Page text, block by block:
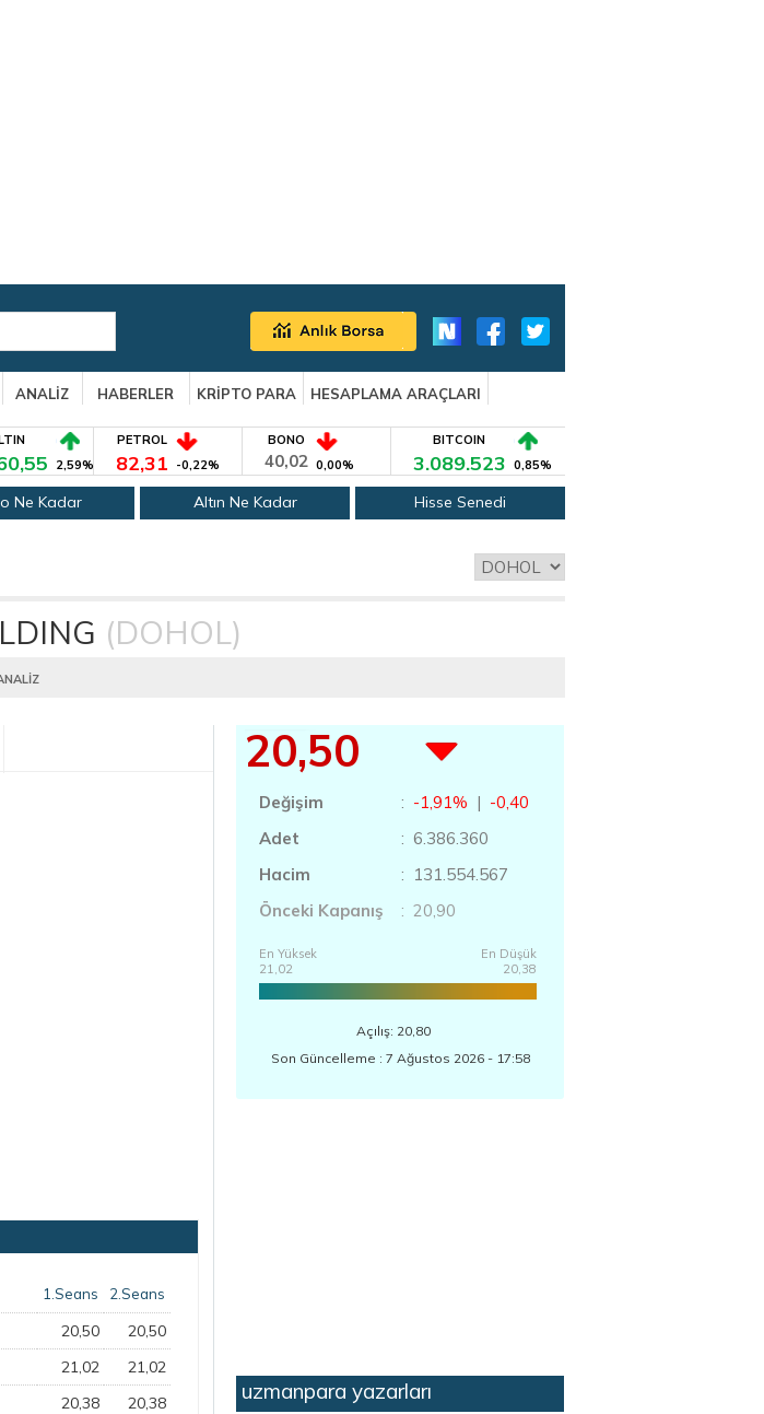
ANALİZ HABERLER KRİPTO PARA
HESAPLAMA ARAÇLARI
2,59%
PETROL
82,31 -0,22%
BONO
40,02 0,00%
BITCOIN
3.089.523 0,85%
Ne Kadar Altın Ne Kadar Hisse Senedi
(DOHOL)
1.Seans 2.Seans
20,50 20,50
21,02 21,02
20,38 20,38
20,50
Değişim : -1,91% | -0,40
Adet
: 6.386.360
Hacim
: 131.554.567
Önceki Kapanış
: 20,90
En Yüksek
21,02
En Düşük
20,38
Açılış: 20,80
Son Güncelleme : 7 Ağustos 2026 - 17:58
uzmanpara yazarları